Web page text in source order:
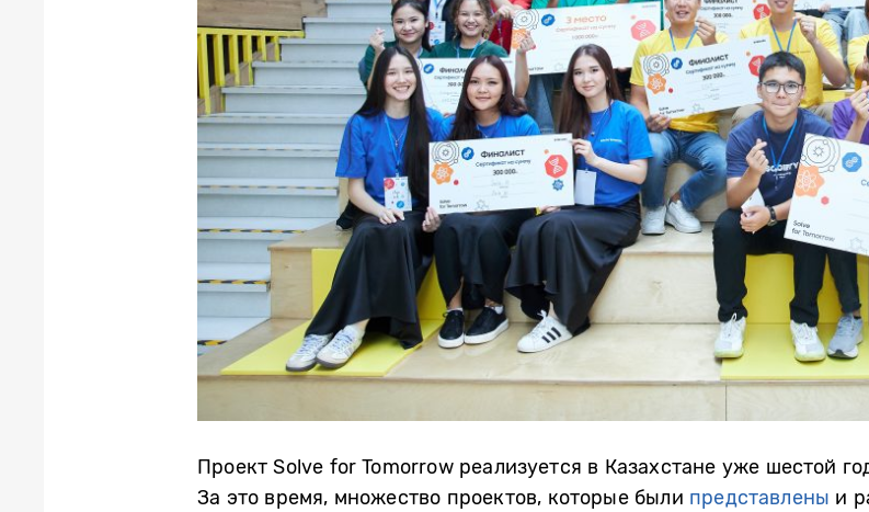
Проект Solve for Tomorrow реализуется в Казахстане уже шестой
За это время, множество проектов, которые были представлены и